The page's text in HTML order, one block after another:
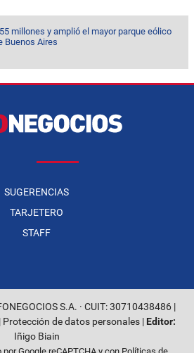
millones y amplió el mayor parque eólico
Buenos Aires
SUGERENCIAS
TARJETERO
STAFF
S.A. · CUIT: 30710438486 |
| Protección de datos personales| Editor:
Iñigo Biain